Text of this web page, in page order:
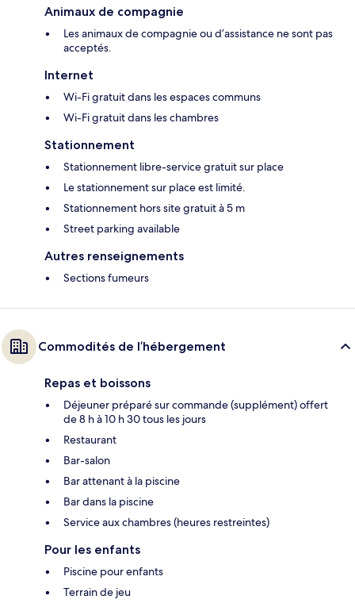
Animaux de compagnie
Les animaux de compagnie ou d’assistance ne sont pas
acceptés.
Internet
Wi-Fi gratuit dans les espaces communs
Wi-Fi gratuit dans les chambres
Stationnement
Stationnement libre-service gratuit sur place
Le stationnement sur place est limité.
Stationnement hors site gratuit à 5 m
Street parking available
Autres renseignements
Sections fumeurs
Commodités de l’hébergement
Repas et boissons
Déjeuner préparé sur commande (supplément) offert
de 8 h à 10 h 30 tous les jours
Restaurant
Bar-salon
Bar attenant à la piscine
Bar dans la piscine
Service aux chambres (heures restreintes)
Pour les enfants
Piscine pour enfants
Terrain de jeu